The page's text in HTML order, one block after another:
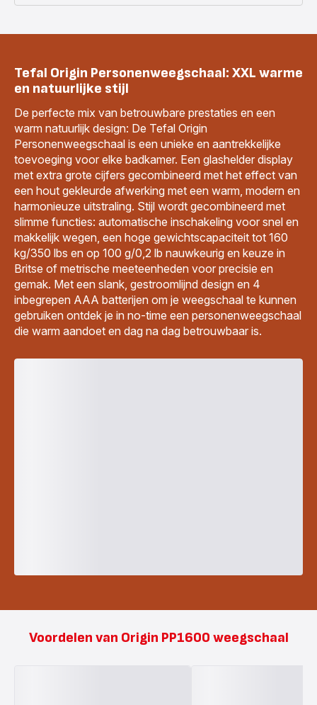
Tefal Origin Personenweegschaal: XXL warme
en natuurlijke stijl
De perfecte mix van betrouwbare prestaties en een
warm natuurlijk design: De Tefal Origin
Personenweegschaal is een unieke en aantrekkelijke
toevoeging voor elke badkamer. Een glashelder display
met extra grote cijfers gecombineerd met het effect van
een hout gekleurde afwerking met een warm, modern en
harmonieuze uitstraling. Stijl wordt gecombineerd met
slimme functies: automatische inschakeling voor snel en
makkelijk wegen, een hoge gewichtscapaciteit tot 160
kg/350 lbs en op 100 g/0,2 lb nauwkeurig en keuze in
Britse of metrische meeteenheden voor precisie en
gemak. Met een slank, gestroomlijnd design en 4
inbegrepen AAA batterijen om je weegschaal te kunnen
gebruiken ontdek je in no-time een personenweegschaal
die warm aandoet en dag na dag betrouwbaar is.
Voordelen van Origin PP1600 weegschaal